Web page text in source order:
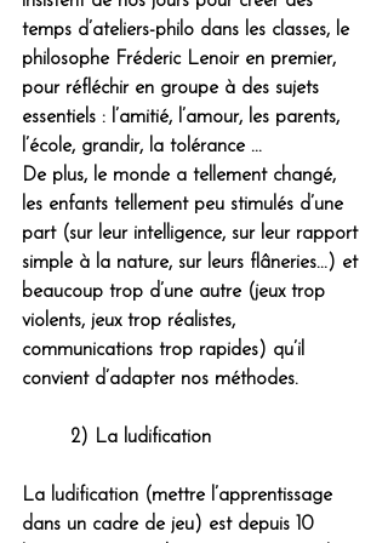
temps d’ateliers-philo dans les classes, le
philosophe Fréderic Lenoir en premier,
pour réfléchir en groupe à des sujets
essentiels : l’amitié, l’amour, les parents,
l’école, grandir, la tolérance ...
De plus, le monde a tellement changé,
les enfants tellement peu stimulés d’une
part (sur leur intelligence, sur leur rapport
simple à la nature, sur leurs flâneries...) et
beaucoup trop d’une autre (jeux trop
violents, jeux trop réalistes,
communications trop rapides) qu’il
convient d’adapter nos méthodes.
	2) La ludification
La ludification (mettre l’apprentissage
dans un cadre de jeu) est depuis 10